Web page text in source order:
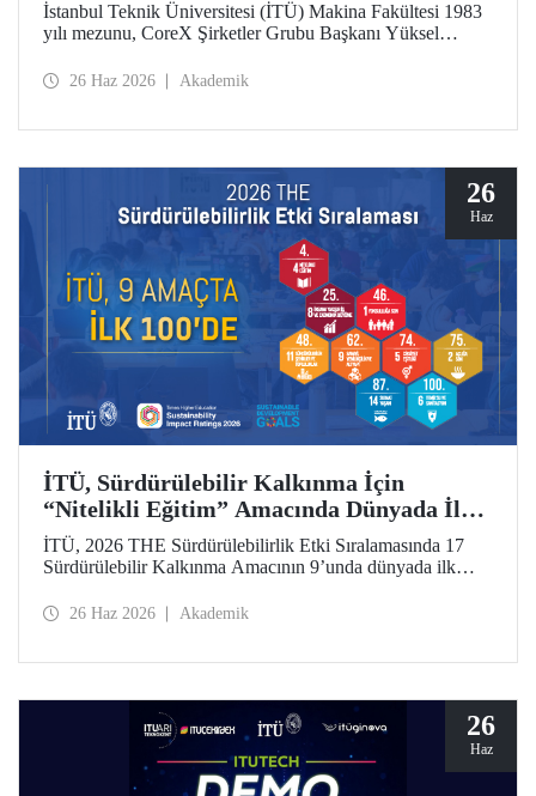
İstanbul Teknik Üniversitesi (İTÜ) Makina Fakültesi 1983
yılı mezunu, CoreX Şirketler Grubu Başkanı Yüksel
için 25 Haziran 2026 Perşembe günü İTÜ Rektörlük
26 Haz 2026 Akademik
26
Haz
İTÜ, Sürdürülebilir Kalkınma İçin
“Nitelikli Eğitim” Amacında Dünyada İlk
5’te
İTÜ, 2026 THE Sürdürülebilirlik Etki Sıralamasında 17
Sürdürülebilir Kalkınma Amacının 9’unda dünyada ilk
26 Haz 2026 Akademik
26
Haz